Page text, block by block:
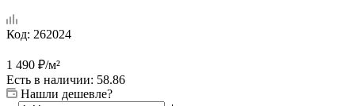
Код: 262024
1 490 ₽/м²
Есть в наличии: 58.86
Нашли дешевле?